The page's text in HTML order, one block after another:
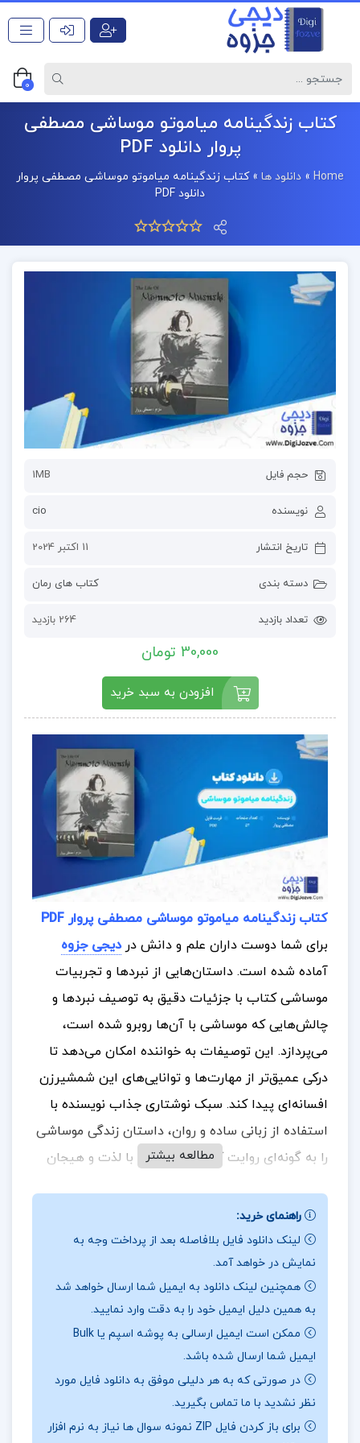
0
کتاب زندگینامه میاموتو موساشی مصطفی
پروار دانلود PDF
Home
» دانلود ها »کتاب زندگینامه میاموتو موساشی مصطفی پروار
دانلود PDF
حجم فایل 1MB
نویسنده cio
تاریخ انتشار 11 اکتبر 2024
دسته بندی کتاب های رمان
تعداد بازدید 264 بازدید
30,000 تومان
افزودن به سبد خرید
کتاب زندگینامه میاموتو موساشی مصطفی پروار PDF
برای شما دوست داران علم و دانش دردیجی جزوه
آماده شده است. داستان‌هایی از نبردها و تجربیات
موساشی کتاب با جزئیات دقیق به توصیف نبردها و
چالش‌هایی که موساشی با آن‌ها روبرو شده است،
می‌پردازد. این توصیفات به خواننده امکان می‌دهد تا
درکی عمیق‌تر از مهارت‌ها و توانایی‌های این شمشیرزن
افسانه‌ای پیدا کند. سبک نوشتاری جذاب نویسنده با
استفاده از زبانی ساده و روان، داستان زندگی موساشی
را به گونه‌ای روایت کرده که خواننده با لذت و هیجان
در بخشی از کتاب زندگینامه میاموتو موساشی مصطفی
پروار
بررسی زندگی یکی از برجسته‌ترین و افسانه‌ای‌ترین
شمشیرزنان ژاپن، میاموتو موساشی، می‌پردازد. این
کتاب به شکلی جامع و دقیق، دوران کودکی، نبردها و
فلسفه‌ی زندگی موساشی را روایت می‌کند.
مطالعه بیشتر
راهنمای خرید:
لینک دانلود فایل بلافاصله بعد از پرداخت وجه به
نمایش در خواهد آمد.
همچنین لینک دانلود به ایمیل شما ارسال خواهد شد
به همین دلیل ایمیل خود را به دقت وارد نمایید.
ممکن است ایمیل ارسالی به پوشه اسپم یا Bulk
ایمیل شما ارسال شده باشد.
در صورتی که به هر دلیلی موفق به دانلود فایل مورد
نظر نشدید با ما تماس بگیرید.
برای باز کردن فایل ZIP نمونه سوال ها نیاز به نرم افزار